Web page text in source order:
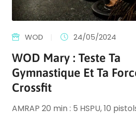
WOD 24/05/2024
WOD Mary : Teste Ta
Gymnastique Et Ta
Crossfit
AMRAP 20 min : 5 HSPU, 10